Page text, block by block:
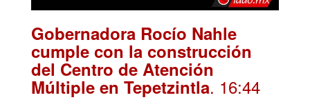
Gobernadora Rocío Nahle
cumple con la construcción
del Centro de Atención
Múltiple en Tepetzintla. 16:44